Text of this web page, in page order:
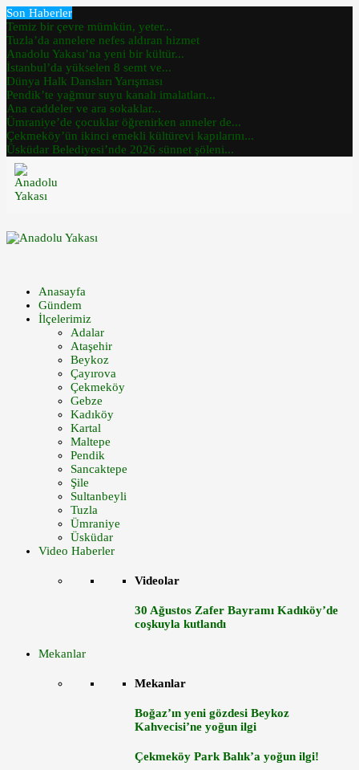
Son Haberler
Temiz bir çevre mümkün, yeter...
Tuzla’da annelere nefes aldıran hizmet
Anadolu Yakası’na yeni bir kültür...
İstanbul’da yükselen 8 semt ve...
Dünya Halk Dansları Yarışması
Pendik’te yağmur suyu kanalı imalatları...
Ana caddeler ve ara sokaklar...
Ümraniye’de çocuklar öğrenirken anneler de...
Çekmeköy’ün ikinci emekli kültürevi kapılarını...
Üsküdar Belediyesi’nde 2026 sünnet şöleni...
Anasayfa
Gündem
İlçelerimiz
Adalar
Ataşehir
Beykoz
Çayırova
Çekmeköy
Gebze
Kadıköy
Kartal
Maltepe
Pendik
Sancaktepe
Şile
Sultanbeyli
Tuzla
Ümraniye
Üsküdar
Video Haberler
Videolar
30 Ağustos Zafer Bayramı Kadıköy’de
coşkuyla kutlandı
Mekanlar
Mekanlar
Boğaz’ın yeni gözdesi Beykoz
Kahvecisi’ne yoğun ilgi
Çekmeköy Park Balık’a yoğun ilgi!